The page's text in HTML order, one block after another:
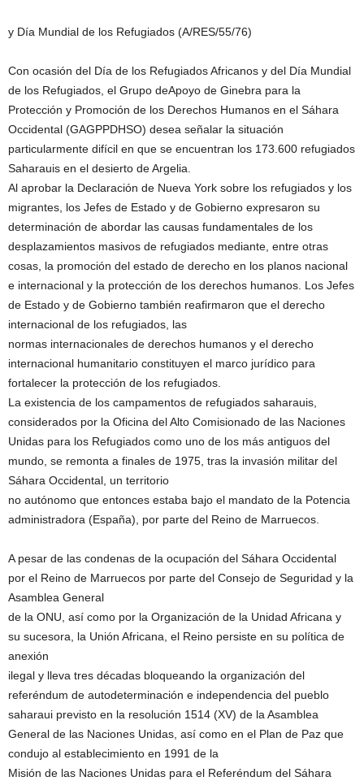
y Día Mundial de los Refugiados (A/RES/55/76)
Con ocasión del Día de los Refugiados Africanos y del Día Mundial
de los Refugiados, el Grupo deApoyo de Ginebra para la
Protección y Promoción de los Derechos Humanos en el Sáhara
Occidental (GAGPPDHSO) desea señalar la situación
particularmente difícil en que se encuentran los 173.600 refugiados
Saharauis en el desierto de Argelia.
Al aprobar la Declaración de Nueva York sobre los refugiados y los
migrantes, los Jefes de Estado y de Gobierno expresaron su
determinación de abordar las causas fundamentales de los
desplazamientos masivos de refugiados mediante, entre otras
cosas, la promoción del estado de derecho en los planos nacional
e internacional y la protección de los derechos humanos. Los Jefes
de Estado y de Gobierno también reafirmaron que el derecho
internacional de los refugiados, las
normas internacionales de derechos humanos y el derecho
internacional humanitario constituyen el marco jurídico para
fortalecer la protección de los refugiados.
La existencia de los campamentos de refugiados saharauis,
considerados por la Oficina del Alto Comisionado de las Naciones
Unidas para los Refugiados como uno de los más antiguos del
mundo, se remonta a finales de 1975, tras la invasión militar del
Sáhara Occidental, un territorio
no autónomo que entonces estaba bajo el mandato de la Potencia
administradora (España), por parte del Reino de Marruecos.
A pesar de las condenas de la ocupación del Sáhara Occidental
por el Reino de Marruecos por parte del Consejo de Seguridad y la
Asamblea General
de la ONU, así como por la Organización de la Unidad Africana y
su sucesora, la Unión Africana, el Reino persiste en su política de
anexión
ilegal y lleva tres décadas bloqueando la organización del
referéndum de autodeterminación e independencia del pueblo
saharaui previsto en la resolución 1514 (XV) de la Asamblea
General de las Naciones Unidas, así como en el Plan de Paz que
condujo al establecimiento en 1991 de la
Misión de las Naciones Unidas para el Referéndum del Sáhara